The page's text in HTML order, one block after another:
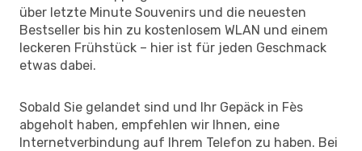
über letzte Minute Souvenirs und die neuesten
Bestseller bis hin zu kostenlosem WLAN und einem
leckeren Frühstück – hier ist für jeden Geschmack
etwas dabei.
Sobald Sie gelandet sind und Ihr Gepäck in Fès
abgeholt haben, empfehlen wir Ihnen, eine
Internetverbindung auf Ihrem Telefon zu haben. Bei